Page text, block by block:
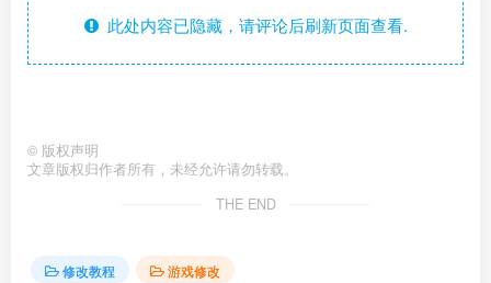
此处内容已隐藏，请评论后刷新页面查看.
© 版权声明
文章版权归作者所有，未经允许请勿转载。
THE END
修改教程
游戏修改